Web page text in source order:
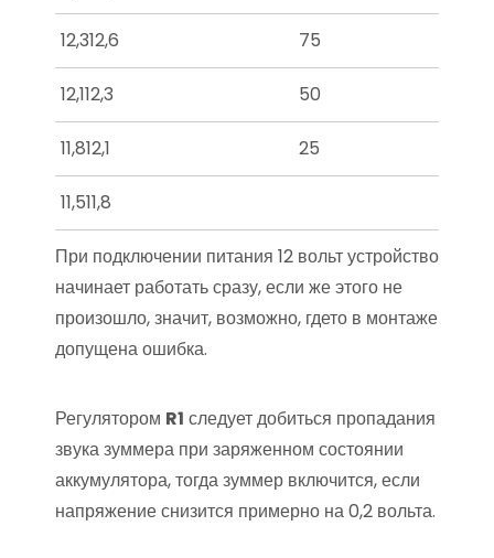
12,312,6 75
12,112,3 50
11,812,1 25
11,511,8
При подключении питания 12 вольт устройство
начинает работать сразу, если же этого не
произошло, значит, возможно, гдето в монтаже
допущена ошибка.
Регулятором R1 следует добиться пропадания
звука зуммера при заряженном состоянии
аккумулятора, тогда зуммер включится, если
напряжение снизится примерно на 0,2 вольта.